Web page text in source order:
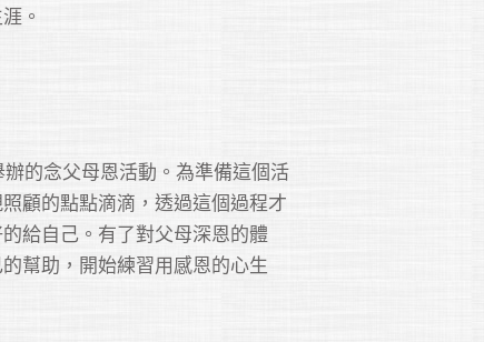
。
的念父母恩活動。為準備這個活
顧的點點滴滴，透過這個過程才
給自己。有了對父母深恩的體
幫助，開始練習用感恩的心生